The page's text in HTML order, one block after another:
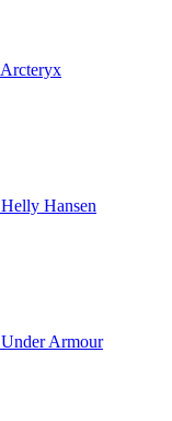
Arcteryx
Helly Hansen
Under Armour